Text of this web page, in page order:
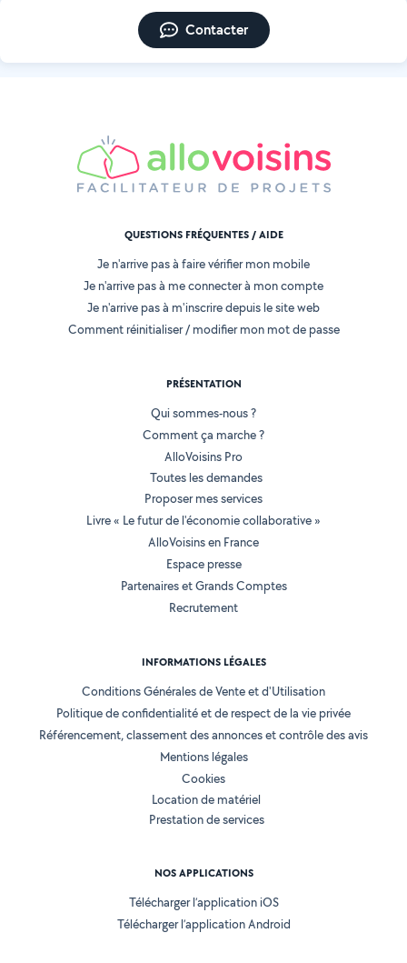
Contacter
QUESTIONS FRÉQUENTES / AIDE
Je n'arrive pas à faire vérifier mon mobile
Je n'arrive pas à me connecter à mon compte
Je n'arrive pas à m'inscrire depuis le site web
Comment réinitialiser / modifier mon mot de passe
PRÉSENTATION
Qui sommes-nous ?
Comment ça marche ?
AlloVoisins Pro
Toutes les demandes
Proposer mes services
Livre « Le futur de l'économie collaborative »
AlloVoisins en France
Espace presse
Partenaires et Grands Comptes
Recrutement
INFORMATIONS LÉGALES
Conditions Générales de Vente et d'Utilisation
Politique de confidentialité et de respect de la vie privée
Référencement, classement des annonces et contrôle des avis
Mentions légales
Cookies
Location de matériel
Prestation de services
NOS APPLICATIONS
Télécharger l’application iOS
Télécharger l’application Android